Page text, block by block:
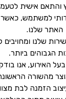
והתאם אישית
למשתמש,
האתר שלנו.
שלנו
הגבוהים ביותר.
האירוע, אנו
מהשורה
הזמנה לבת